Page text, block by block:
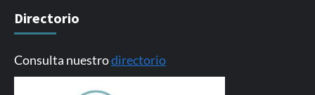
Directorio
Consulta nuestrodirectorio